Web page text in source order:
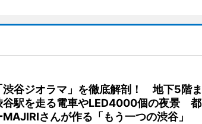
渋谷ジオラマ」を徹底解剖！ 地下5階ま
谷駅を走る電車やLED4000個の夜景 都
さんが作る「もう一つの渋谷」